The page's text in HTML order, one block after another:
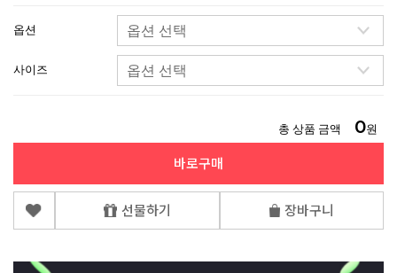
옵션
사이즈
총 상품 금액 0원
바로구매
선물하기 장바구니